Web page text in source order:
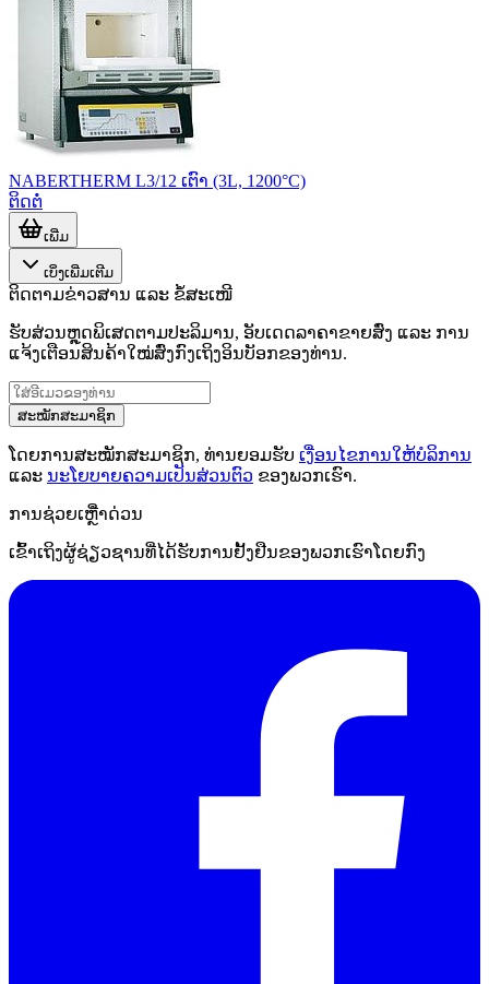
NABERTHERM L3/12 ເຕົາ (3L, 1200°C)
ຕິດຕໍ່
ເພີ່ມ
ເບິ່ງເພີ່ມເຕີມ
ຕິດຕາມຂ່າວສານ ແລະ ຂໍ້ສະເໜີ
ຮັບສ່ວນຫຼຸດພິເສດຕາມປະລິມານ, ອັບເດດລາຄາຂາຍສົ່ງ ແລະ ການ
ແຈ້ງເຕືອນສິນຄ້າໃໝ່ສົ່ງກົງເຖິງອິນບັອກຂອງທ່ານ.
ສະໝັກສະມາຊິກ
ໂດຍການສະໝັກສະມາຊິກ, ທ່ານຍອມຮັບ ເງື່ອນໄຂການໃຫ້ບໍລິການ
ແລະ ນະໂຍບາຍຄວາມເປັນສ່ວນຕົວ ຂອງພວກເຮົາ.
ການຊ່ວຍເຫຼືໍາດ່ວນ
ເຂົ້າເຖິງຜູ້ຊ່ຽວຊານທີ່ໄດ້ຮັບການຢັ້ງຢືນຂອງພວກເຮົາໂດຍກົງ